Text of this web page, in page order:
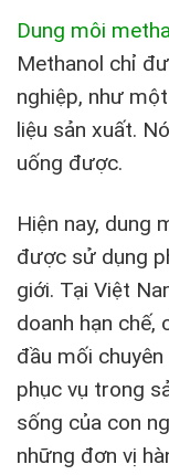
Dung môi
Methanol chỉ
nghiệp, như
liệu sản xuất.
uống được.
Hiện nay, dung
được sử dụng
giới. Tại Việt
doanh hạn chế,
đầu mối
phục vụ trong
sống của con
những đơn vị